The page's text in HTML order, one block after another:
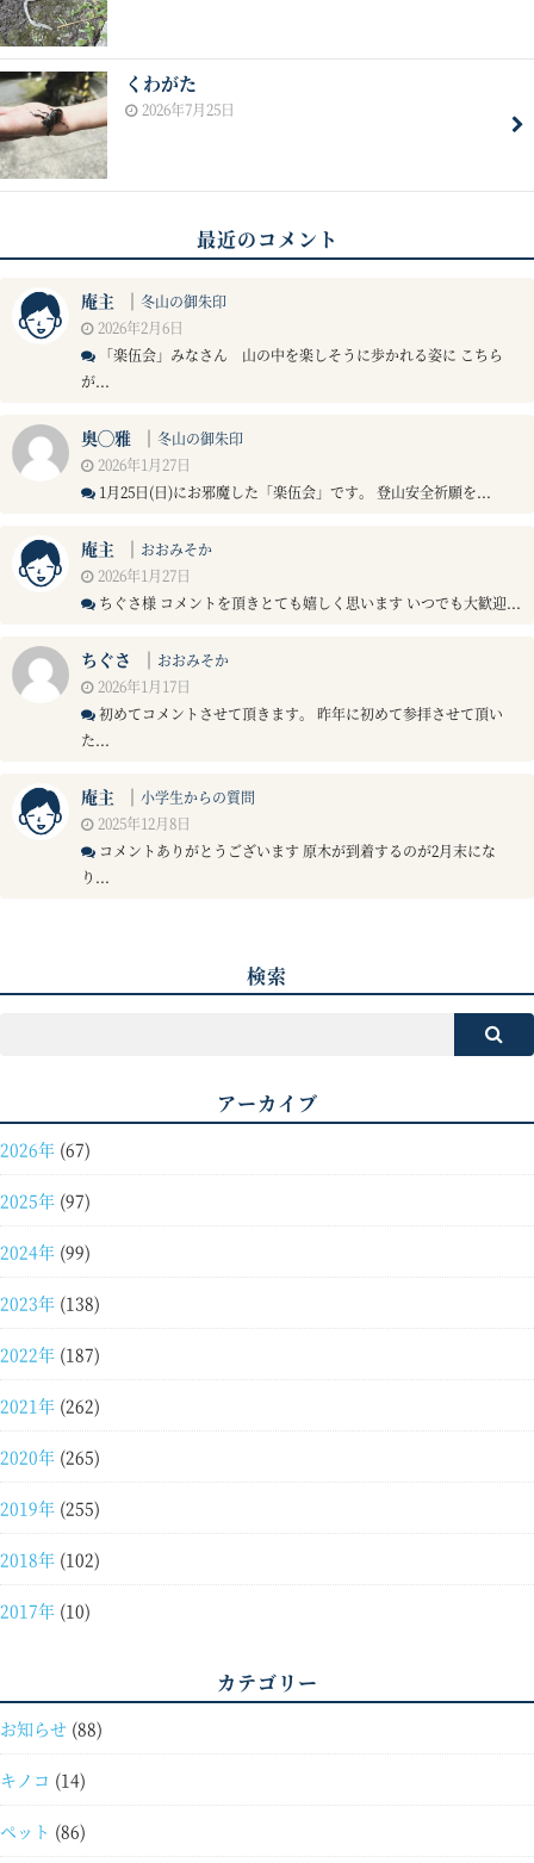
くわがた
2026年7月25日
最近のコメント
庵主 ｜ 冬山の御朱印
2026年2月6日
「楽伍会」みなさん 山の中を楽しそうに歩かれる姿に こちら
が...
奥◯雅 ｜ 冬山の御朱印
2026年1月27日
1月25日(日)にお邪魔した「楽伍会」です。 登山安全祈願を...
庵主 ｜ おおみそか
2026年1月27日
ちぐさ様 コメントを頂きとても嬉しく思います いつでも大歓迎...
ちぐさ ｜ おおみそか
2026年1月17日
初めてコメントさせて頂きます。 昨年に初めて参拝させて頂い
た...
庵主 ｜ 小学生からの質問
2025年12月8日
コメントありがとうございます 原木が到着するのが2月末にな
り...
検索
アーカイブ
2026年 (67)
2025年 (97)
2024年 (99)
2023年 (138)
2022年 (187)
2021年 (262)
2020年 (265)
2019年 (255)
2018年 (102)
2017年 (10)
カテゴリー
お知らせ (88)
キノコ (14)
ペット (86)